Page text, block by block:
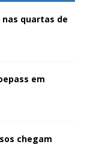
nas quartas de
em
chegam